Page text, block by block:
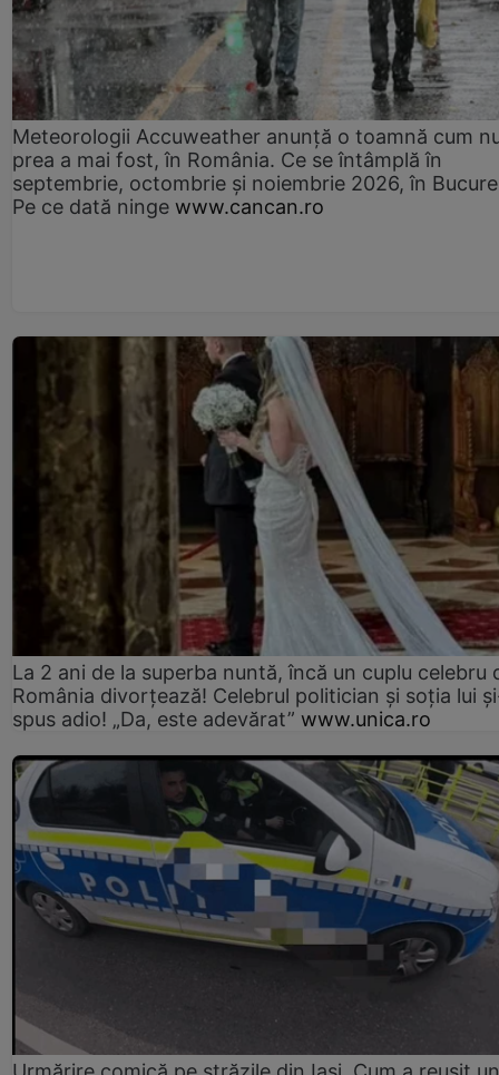
Meteorologii Accuweather anunță o toamnă cum
prea a mai fost, în România. Ce se întâmplă în
septembrie, octombrie și noiembrie 2026, în
Pe ce dată ninge www.cancan.ro
La 2 ani de la superba nuntă, încă un cuplu celebru
România divorțează! Celebrul politician și soția lui
spus adio! „Da, este adevărat” www.unica.ro